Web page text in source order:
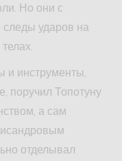
Но они с
следы ударов на
и инструменты,
поручил Топотуну
а сам
отделывал